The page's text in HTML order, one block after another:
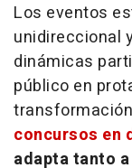
Los eventos
unidireccional
dinámicas
público en
concursos en
adapta tanto